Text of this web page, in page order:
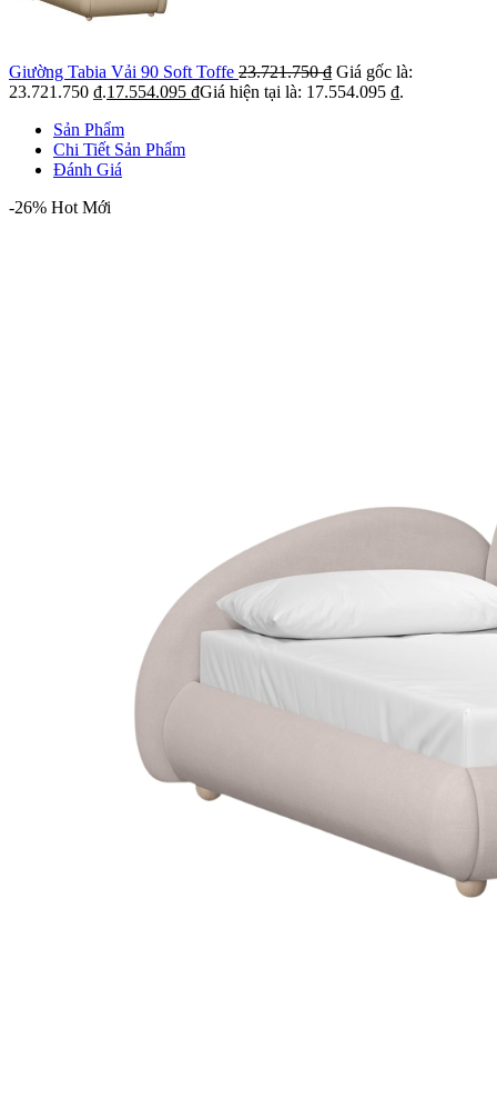
Giường Tabia Vải 90 Soft Toffe 23.721.750₫ Giá gốc là:
23.721.750 ₫.17.554.095 ₫Giá hiện tại là: 17.554.095 ₫.
Sản Phẩm
Chi Tiết Sản Phẩm
Đánh Giá
-26% Hot Mới